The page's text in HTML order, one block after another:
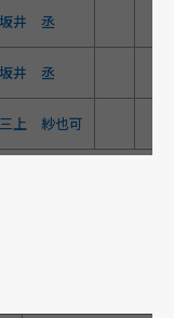
坂井 丞
坂井 丞
三上 紗也可